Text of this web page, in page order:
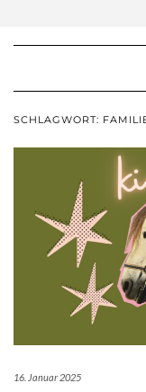
SCHLAGWORT:
16. Januar 2025